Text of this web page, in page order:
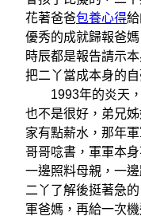
花著爸爸包養心得
優秀的成就歸報爸
時辰都是報告請示
把二丫當成本身的自
1993年的炎天，
也不是很好，弟兄
家有點薪水，那年
哥哥唸書，軍軍本
一邊照料母親，一
二丫了解後挺著急
軍爸媽，再給一次